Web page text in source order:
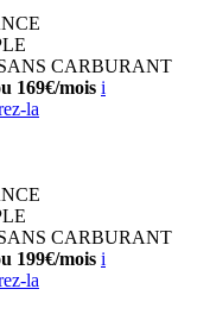
CARBURANT
169€/mois i
la
CARBURANT
199€/mois i
la